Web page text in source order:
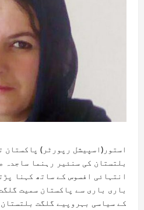
استور(اسپیشل رپورٹر) پاکستان
بلتستان کی سنئیر رہنما ساجدہ
انتہائی افسوس کے ساتھ کہنا
باری باری سے پاکستان سمیت
کے سیاسی بہروپیے گلگت